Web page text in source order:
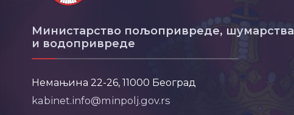
Министарство пољопривреде, шумарства
и водопривреде
Немањина 22-26, 11000 Београд
kabinet.info@minpolj.gov.rs